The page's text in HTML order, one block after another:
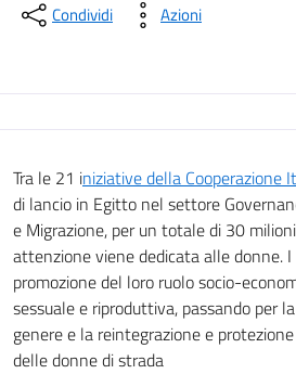
Condividi Azioni
Tra le 21 iniziative della Cooperazione
di lancio in Egitto nel settore
e Migrazione, per un totale di 30
attenzione viene dedicata alle donne.
promozione del loro ruolo socio-
sessuale e riproduttiva, passando per
genere e la reintegrazione e
delle donne di strada